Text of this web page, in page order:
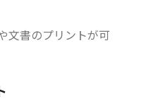
文書のプリントが可